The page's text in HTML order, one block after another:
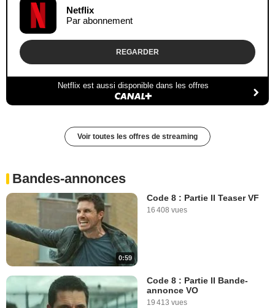
Netflix
Par abonnement
REGARDER
Netflix est aussi disponible dans les offres
Voir toutes les offres de streaming
Bandes-annonces
0:59
Code 8 : Partie II Teaser VF
16 408 vues
Code 8 : Partie II Bande-
annonce VO
19 413 vues